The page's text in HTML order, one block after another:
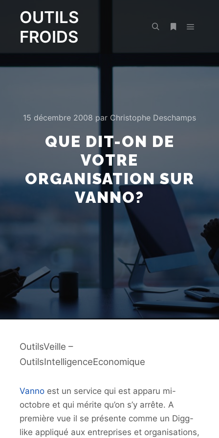
OUTILS
FROIDS
15 décembre 2008 par Christophe Deschamps
QUE DIT-ON DE
VOTRE
ORGANISATION SUR
VANNO?
OutilsVeille –
OutilsIntelligenceEconomique
Vanno est un service qui est apparu mi-
octobre et qui mérite qu’on s’y arrête. A
première vue il se présente comme un Digg-
like appliqué aux entreprises et organisations,